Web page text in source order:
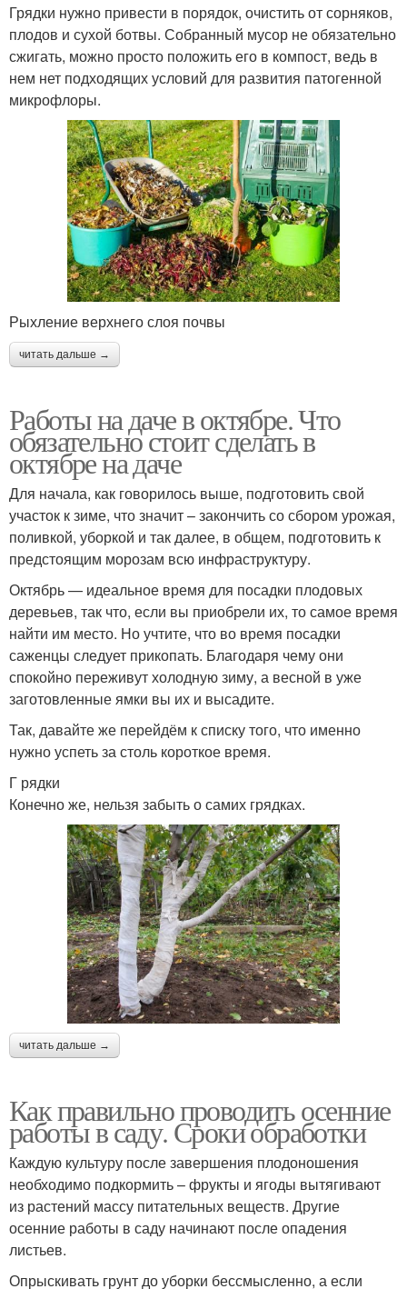
Грядки нужно привести в порядок, очистить от сорняков,
плодов и сухой ботвы. Собранный мусор не обязательно
сжигать, можно просто положить его в компост, ведь в
нем нет подходящих условий для развития патогенной
микрофлоры.
Рыхление верхнего слоя почвы
читать дальше →
Работы на даче в октябре. Что
обязательно стоит сделать в
октябре на даче
Для начала, как говорилось выше, подготовить свой
участок к зиме, что значит – закончить со сбором урожая,
поливкой, уборкой и так далее, в общем, подготовить к
предстоящим морозам всю инфраструктуру.
Октябрь — идеальное время для посадки плодовых
деревьев, так что, если вы приобрели их, то самое время
найти им место. Но учтите, что во время посадки
саженцы следует прикопать. Благодаря чему они
спокойно переживут холодную зиму, а весной в уже
заготовленные ямки вы их и высадите.
Так, давайте же перейдём к списку того, что именно
нужно успеть за столь короткое время.
Г рядки
Конечно же, нельзя забыть о самих грядках.
читать дальше →
Как правильно проводить осенние
работы в саду. Сроки обработки
Каждую культуру после завершения плодоношения
необходимо подкормить – фрукты и ягоды вытягивают
из растений массу питательных веществ. Другие
осенние работы в саду начинают после опадения
листьев.
Опрыскивать грунт до уборки бессмысленно, а если